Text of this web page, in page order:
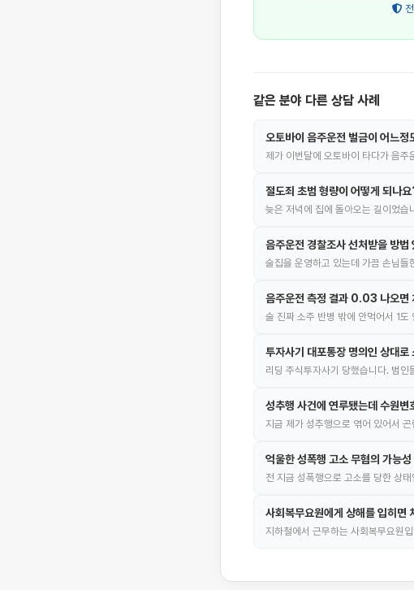
같은 분야 다른 상담 사례
오토바이 음주운전 벌금이 어느정
제가 이번달에 오토바이 타다가 음
절도죄 초범 형량이 어떻게 되나요
늦은 저녁에 집에 돌아오는 길이었
음주운전 경찰조사 선처받을 방법
술집을 운영하고 있는데 가끔 손님
음주운전 측정 결과 0.03 나오면
술 진짜 소주 반병 밖에 안먹어서 1
투자사기 대포통장 명의인 상대로
리딩 주식투자사기 당했습니다. 범
성추행 사건에 연루됐는데 수원
지금 제가 성추행으로 엮어 있어서
억울한 성폭행 고소 무혐의 가능
전 지금 성폭행으로 고소를 당한 상
사회복무요원에게 상해를 입히면
지하철에서 근무하는 사회복무요원